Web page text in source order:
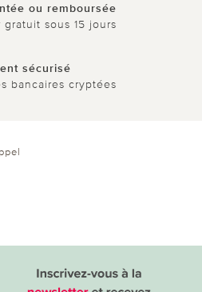
ou remboursée
gratuit sous 15 jours
sécurisé
bancaires cryptées